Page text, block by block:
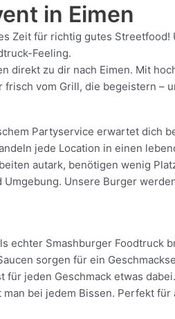
in Eimen
Zeit für richtig gutes
Feeling.
zu dir nach Eimen. Mit
vom Grill, die begeistern –
Partyservice erwartet dich
jede Location in einen
autark, benötigen wenig
Unsere Burger
echter Smashburger
sorgen für ein
jeden Geschmack etwas
bei jedem Bissen. Perfekt